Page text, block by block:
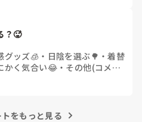
？🥵
グッズ🧊 ・ 日陰を選ぶ🌳 ・着替
かく気合い😂・ その他(コメン
をもっと見る